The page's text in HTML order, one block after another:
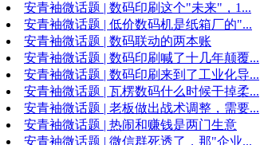
安青袖微话题 | 数码印刷这个"未来"，1...
安青袖微话题 | 低价数码机是纸箱厂的"...
安青袖微话题 | 数码联动的两本账
安青袖微话题 | 数码印刷喊了十几年颠覆...
安青袖微话题 | 数码印刷来到了工业化导...
安青袖微话题 | 瓦楞数码什么时候干掉柔...
安青袖微话题 | 老板做出战术调整，需要...
安青袖微话题 | 热闹和赚钱是两门生意
安青袖微话题 | 微信群死透了，那"企业...